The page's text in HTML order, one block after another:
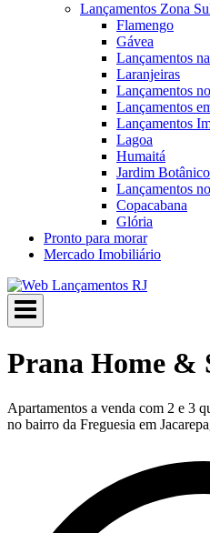
Lançamentos Zona
Flamengo
Gávea
Lançamentos
Laranjeiras
Lançamentos
Lançamentos
Lançamentos
Lagoa
Humaitá
Jardim Botânico
Lançamentos
Copacabana
Glória
Pronto para morar
Mercado Imobiliário
Prana Home &
Apartamentos a venda com 2 e 3
no bairro da Freguesia em